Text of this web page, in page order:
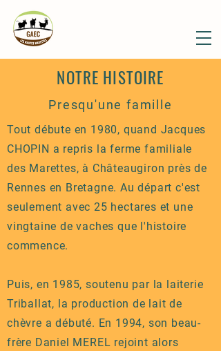
NOTRE HISTOIRE
Presqu'une famille
Tout débute en 1980, quand Jacques
CHOPIN a repris la ferme familiale
des Marettes, à Châteaugiron près de
Rennes en Bretagne. Au départ c'est
seulement avec 25 hectares et une
vingtaine de vaches que l'histoire
commence.
Puis, en 1985, soutenu par la laiterie
Triballat, la production de lait de
chèvre a débuté. En 1994, son beau-
frère Daniel MEREL rejoint alors